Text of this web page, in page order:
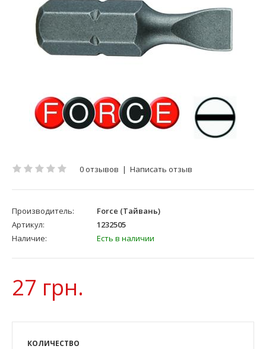
0 отзывов | Написать отзыв
Производитель:
Force (Тайвань)
Артикул:
1232505
Наличие:
Есть в наличии
27 грн.
КОЛИЧЕСТВО